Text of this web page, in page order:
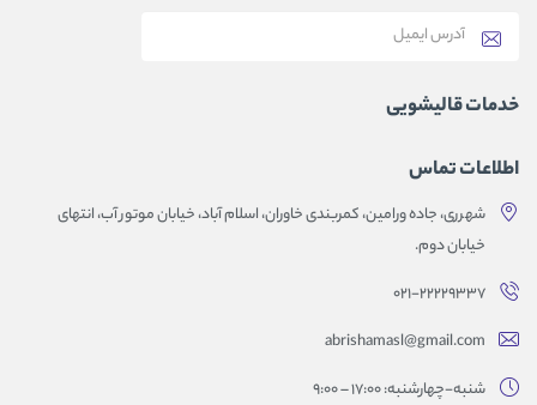
خدمات قالیشویی
اطلاعات تماس
شهرری، جاده ورامین، کمربندی خاوران، اسلام آباد، خیابان موتور آب، انتهای
خیابان دوم.
۰۲۱-۲۲۲۲۹۳۳۷
abrishamasl@gmail.com
شنبه-چهارشنبه: 17:00 – 9:00